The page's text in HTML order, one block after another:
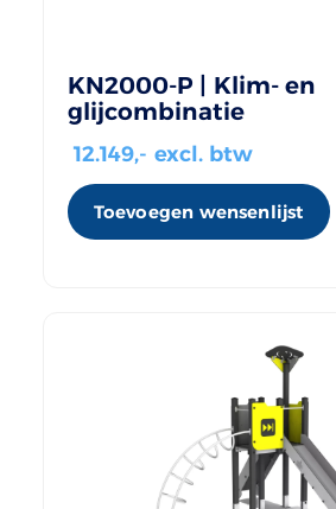
KN2000-P | Klim- en
glijcombinatie
12.149,- excl. btw
Toevoegen wensenlijst